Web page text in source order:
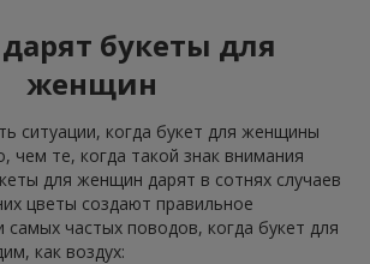
букеты для
женщин
ситуации, когда букет для женщины
чем те, когда такой знак внимания
для женщин дарят в сотнях случаев
цветы создают правильное
самых частых поводов, когда букет для
как воздух: